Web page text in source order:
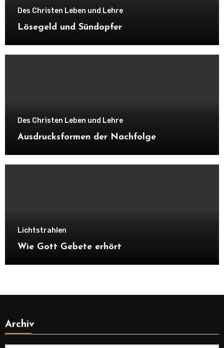
Des Christen Leben und Lehre
Lösegeld und Sündopfer
Des Christen Leben und Lehre
Ausdrucksformen der Nachfolge
Lichtstrahlen
Wie Gott Gebete erhört
Archiv